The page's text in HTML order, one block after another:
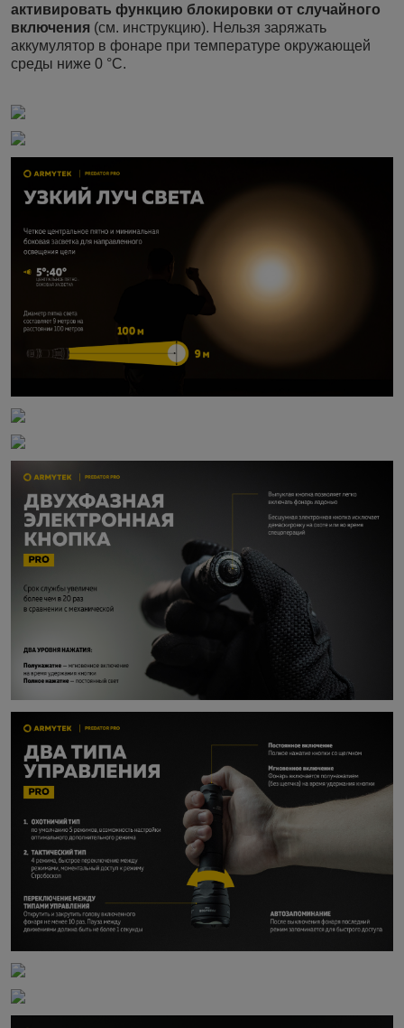
активировать функцию блокировки от случайного
включения (см. инструкцию). Нельзя заряжать
аккумулятор в фонаре при температуре окружающей
среды ниже 0 °С.